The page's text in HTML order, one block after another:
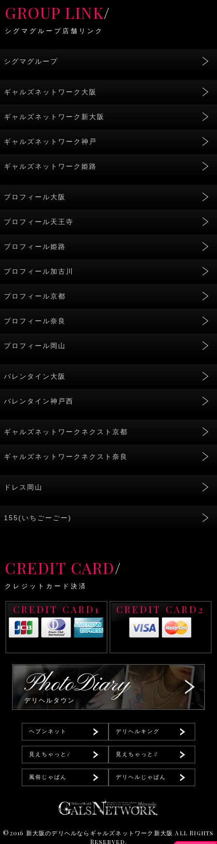
GROUP LINK/
シグマグループ店舗リンク
シグマグループ
ギャルズネットワーク大阪
ギャルズネットワーク新大阪
ギャルズネットワーク神戸
ギャルズネットワーク姫路
プロフィール大阪
プロフィール天王寺
プロフィール姫路
プロフィール加古川
プロフィール京都
プロフィール奈良
プロフィール岡山
バレンタイン大阪
バレンタイン神戸西
ギャルズネットワークネクスト京都
ギャルズネットワークネクスト奈良
ドレス岡山
155(いちごーごー)
CREDIT CARD/
クレジットカード決済
CREDIT CARD1 CREDIT CARD2
PhotoDiary
デリヘルタウン
ヘブンネット デリヘルキング
見えちゃっと1 見えちゃっと2
風俗じゃぱん デリヘルじゃぱん
©2016 新大阪のデリヘルならギャルズネットワーク新大阪 All Rights
Reserved.